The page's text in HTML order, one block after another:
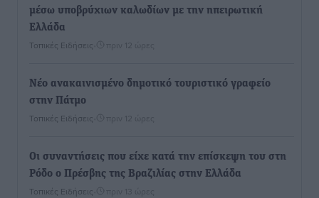
μέσω υποβρύχιων καλωδίων με την ηπειρωτική
Ελλάδα
Τοπικές Ειδήσεις πριν 12 ώρες
Νέο ανακαινισμένο δημοτικό τουριστικό γραφείο
στην Πάτμο
Τοπικές Ειδήσεις πριν 12 ώρες
Οι συναντήσεις που είχε κατά την επίσκεψη του στη
Ρόδο ο Πρέσβης της Βραζιλίας στην Ελλάδα
Τοπικές Ειδήσεις πριν 13 ώρες